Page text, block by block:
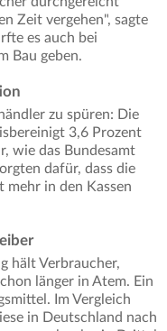
Zeit vergehen", sagte
es auch bei
Bau geben.
zu spüren: Die
3,6 Prozent
wie das Bundesamt
dafür, dass die
mehr in den Kassen
hält Verbraucher,
länger in Atem. Ein
Im Vergleich
in Deutschland nach